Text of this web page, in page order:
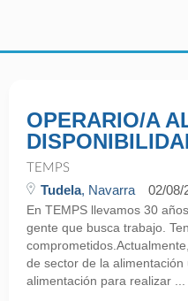
OPERARIO/A
TEMPS
Tudela, Navarra 02/08/
En TEMPS llevamos 30
gente que busca trabajo.
de sector de la alimentación
alimentación para realizar ...